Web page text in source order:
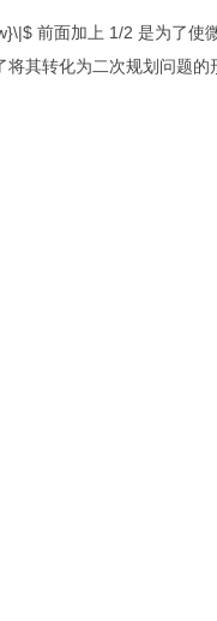
前面加上 1/2 是为了使
其转化为二次规划问题的